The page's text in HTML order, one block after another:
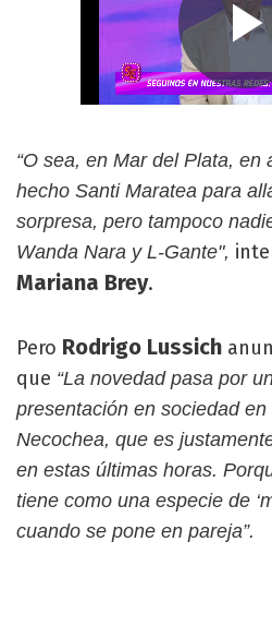
“O sea, en Mar del Plata, en
hecho Santi Maratea para
sorpresa, pero tampoco
Wanda Nara y L-Gante",
Mariana Brey.
Pero Rodrigo Lussich
que “La novedad pasa por
presentación en sociedad
Necochea, que es
en estas últimas horas.
tiene como una especie de
cuando se pone en pareja”.